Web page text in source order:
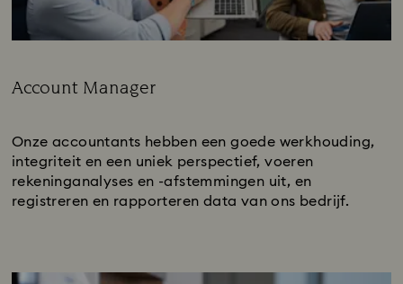
Account Manager
Onze accountants hebben een goede werkhouding,
integriteit en een uniek perspectief, voeren
rekeninganalyses en -afstemmingen uit, en
registreren en rapporteren data van ons bedrijf.